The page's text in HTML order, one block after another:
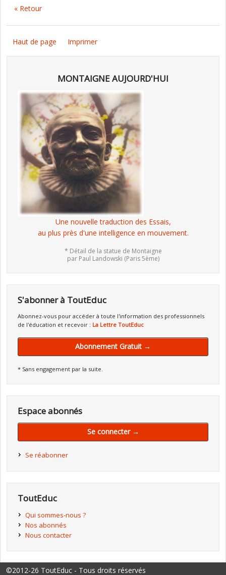
« Retour
Haut de page Imprimer
MONTAIGNE AUJOURD'HUI
Une nouvelle traduction des Essais,
au plus près d'une intelligence en mouvement.
* Détail de la statue de Montaigne
par Paul Landowski (Paris 5ème)
S'abonner à ToutEduc
Abonnez-vous pour accéder à toute l'information des professionnels
de l'éducation et recevoir : La Lettre ToutEduc
Abonnement Gratuit →
* Sans engagement par la suite.
Espace abonnés
Se connecter →
Se réabonner
ToutEduc
Qui sommes-nous ?
Nos abonnés
Nous contacter
©2012-26 ToutEduc - Tous droits réservés